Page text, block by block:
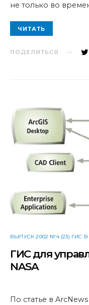
не только во
ЧИТАТЬ
ПОДЕЛИТЬСЯ
ВЫПУСК 2002 №4 (23)
ГИС для
NASA
По статье в